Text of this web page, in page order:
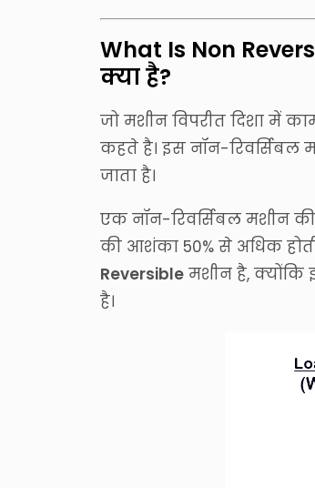
What Is Non
क्या है?
जो मशीन विपरीत दिशा में
कहते है। इस नॉन-रिवर्सिबल
जाता है।
एक नॉन-रिवर्सिबल मशीन
की आशंका 50% से अधिक
Reversibleमशीन है, क्योंकि
है।